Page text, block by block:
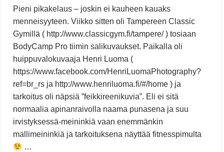
Pieni pikakelaus – joskin ei kauheen kauaks
menneisyyteen. Viikko sitten oli Tampereen Classic
Gymillä ( http://www.classicgym.fi/tampere/ ) tosiaan
BodyCamp Pro tiimin salikuvaukset. Paikalla oli
huippuvalokuvaaja Henri Luoma (
https://www.facebook.com/HenriLuomaPhotography?
ref=br_rs ja http://www.henriluoma.fi/#/home ) ja
tarkoitus oli näpsiä ”feikkireenikuvia”. Eli ei sitä
normaalia apinanraivolla naama punasena ja suu
irvistyksessä-meininkiä vaan enemmänkin
mallimeininkiä ja tarkoituksena näyttää fitnesspimulta
…